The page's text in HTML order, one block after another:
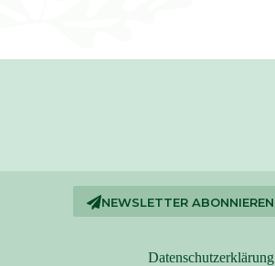
NEWSLETTER ABONNIEREN
Datenschutzerklärung